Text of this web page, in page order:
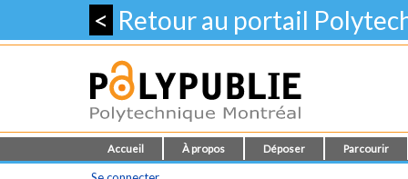
< Retour au portail
Accueil À propos Déposer Parcourir